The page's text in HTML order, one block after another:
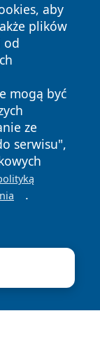
aby
plików
od
mogą być
ze
serwisu",
.
prawa
Polityka
Cookies